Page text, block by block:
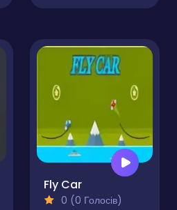
Fly Car
0 (0 Голосів)